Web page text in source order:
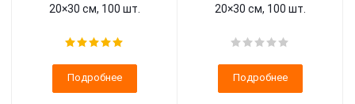
20×30 см, 100 шт.
Подробнее
20×30 см, 100 шт.
Подробнее